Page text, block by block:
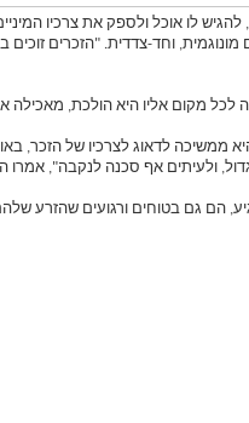
להגיש לו אוכל ולספק את צרכיו
וחד-צדדית. "הזכרים זוכים
מקום אליו היא הולכת, מאכילה
ממשיכה לדאוג לצרכיו של הזכר,
ולעיתים אף סכנה לנקבה", אמרו
הם גם בטוחים ורגועים שהזרע